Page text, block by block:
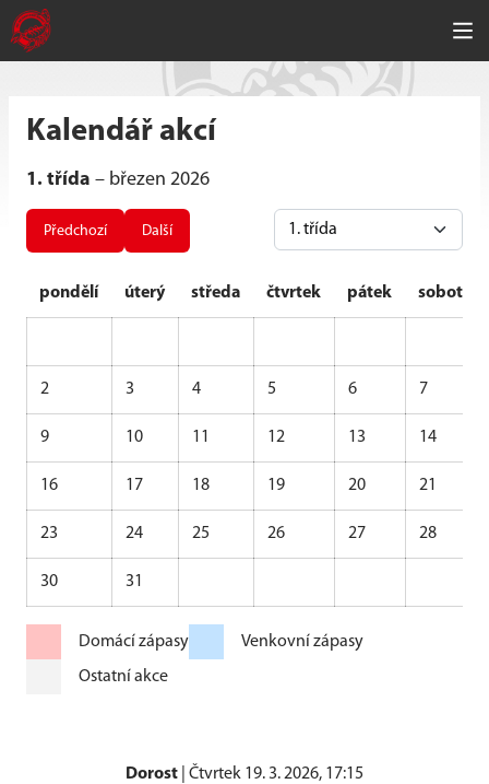
Kalendář akcí
1. třída – březen 2026
Předchozí Další
pondělí úterý středa čtvrtek pátek sobota
2 3 4 5 6 7
9 10 11 12 13 14
16 17 18 19 20 21
23 24 25 26 27 28
30 31
Domácí zápasy
Venkovní zápasy
Ostatní akce
Dorost Čtvrtek 19. 3. 2026, 17:15